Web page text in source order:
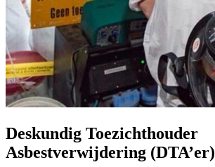
Deskundig Toezichthouder
Asbestverwijdering (DTA’er)